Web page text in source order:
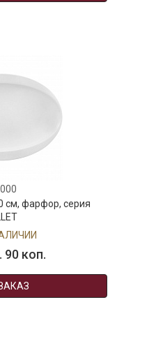
см, фарфор, серия
90 коп.